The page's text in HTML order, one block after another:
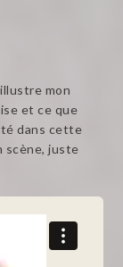
mon
et ce que
dans cette
scène, juste